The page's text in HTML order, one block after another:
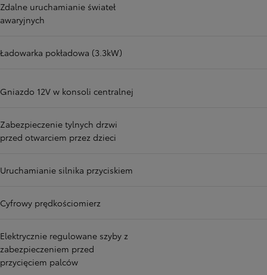
Zdalne uruchamianie świateł
awaryjnych
Ładowarka pokładowa (3.3kW)
Gniazdo 12V w konsoli centralnej
Zabezpieczenie tylnych drzwi
przed otwarciem przez dzieci
Uruchamianie silnika przyciskiem
Cyfrowy prędkościomierz
Elektrycznie regulowane szyby z
zabezpieczeniem przed
przycięciem palców